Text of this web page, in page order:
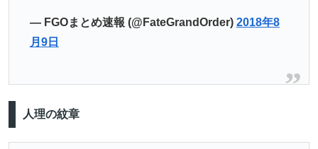
— FGOまとめ速報 (@FateGrandOrder) 2018年8
月9日
人理の紋章